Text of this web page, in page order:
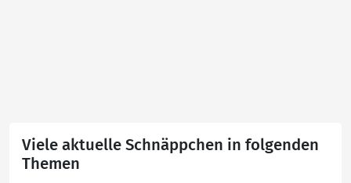
Viele aktuelle Schnäppchen in folgenden
Themen